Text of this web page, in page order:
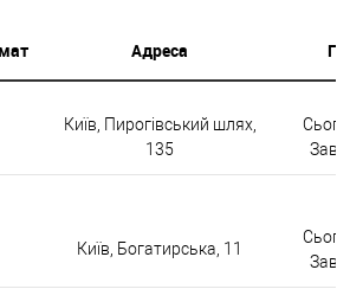
Адреса
Київ, Пирогівський шлях,
135
Київ, Богатирська, 11